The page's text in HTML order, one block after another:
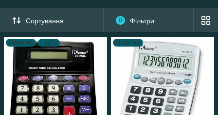
Сортування 0 Фільтри
Новинка –21% Новинка